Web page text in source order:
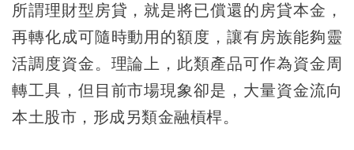
所謂理財型房貸，就是將已償還的房貸本金，
再轉化成可隨時動用的額度，讓有房族能夠靈
活調度資金。理論上，此類產品可作為資金周
轉工具，但目前市場現象卻是，大量資金流向
本土股市，形成另類金融槓桿。